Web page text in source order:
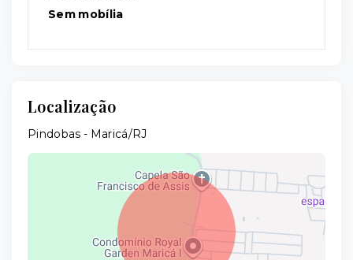
Sem mobília
Localização
Pindobas - Maricá/RJ